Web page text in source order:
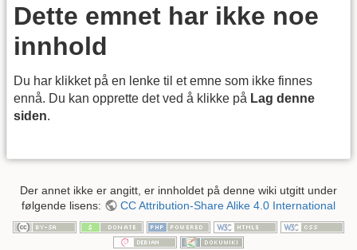
Dette emnet har ikke noe
innhold
Du har klikket på en lenke til et emne som ikke finnes
ennå. Du kan opprette det ved å klikke på Lag denne
siden.
Der annet ikke er angitt, er innholdet på denne wiki utgitt under
følgende lisens:
CC Attribution-Share Alike 4.0 International